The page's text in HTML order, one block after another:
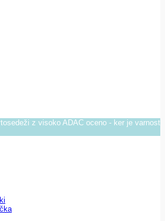
z visoko ADAC oceno - ker je varnost